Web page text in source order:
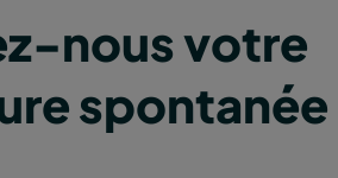
nous votre